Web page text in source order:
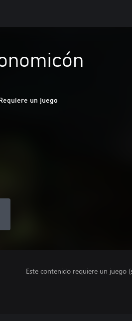
un juego
Este contenido requiere un juego